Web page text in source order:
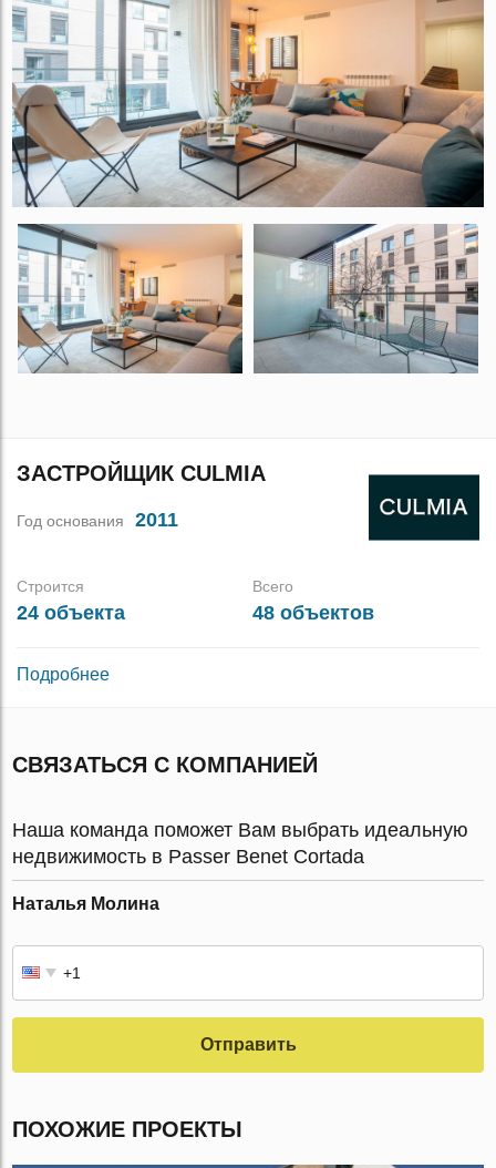
ЗАСТРОЙЩИК CULMIA
Год основания 2011
Строится
24 объекта
Всего
48 объектов
Подробнее
СВЯЗАТЬСЯ С КОМПАНИЕЙ
Наша команда поможет Вам выбрать идеальную
недвижимость в Passer Benet Cortada
Наталья Молина
Отправить
ПОХОЖИЕ ПРОЕКТЫ